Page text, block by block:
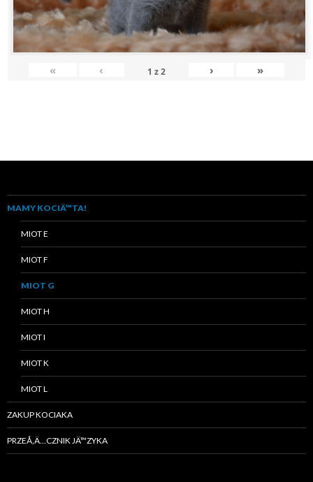
« ‹ 1 z2 › »
MAMY KOCIÄ™TA!
MIOT E
MIOT F
MIOT G
MIOT H
MIOT I
MIOT K
MIOT L
ZAKUP KOCIAKA
PRZEÅ‚Ä…CZNIK JÄ™ZYKA